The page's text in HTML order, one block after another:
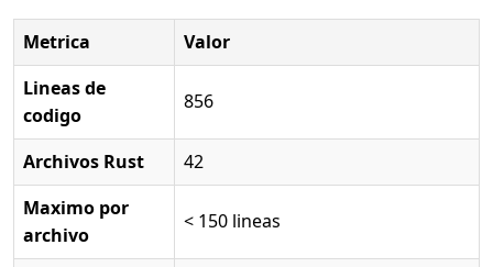
Metrica
Valor
Lineas de
codigo
856
Archivos Rust
42
Maximo por
archivo
< 150 lineas